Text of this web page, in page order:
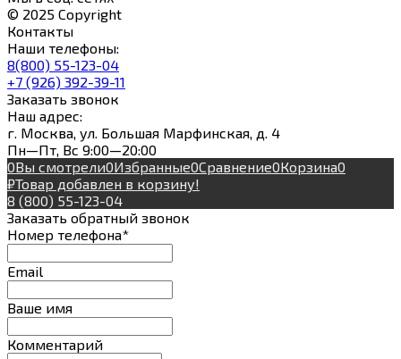
© 2025 Copyright
Контакты
Наши телефоны:
8(800) 55-123-04
+7 (926) 392-39-11
Заказать звонок
Наш адрес:
г. Москва, ул. Большая Марфинская, д. 4
Пн—Пт, Вс 9:00—20:00
0Вы смотрели0Избранные0Сравнение0Корзина0
₽Товар добавлен в корзину!
8 (800) 55-123-04
Заказать обратный звонок
Номер телефона*
Email
Ваше имя
Комментарий